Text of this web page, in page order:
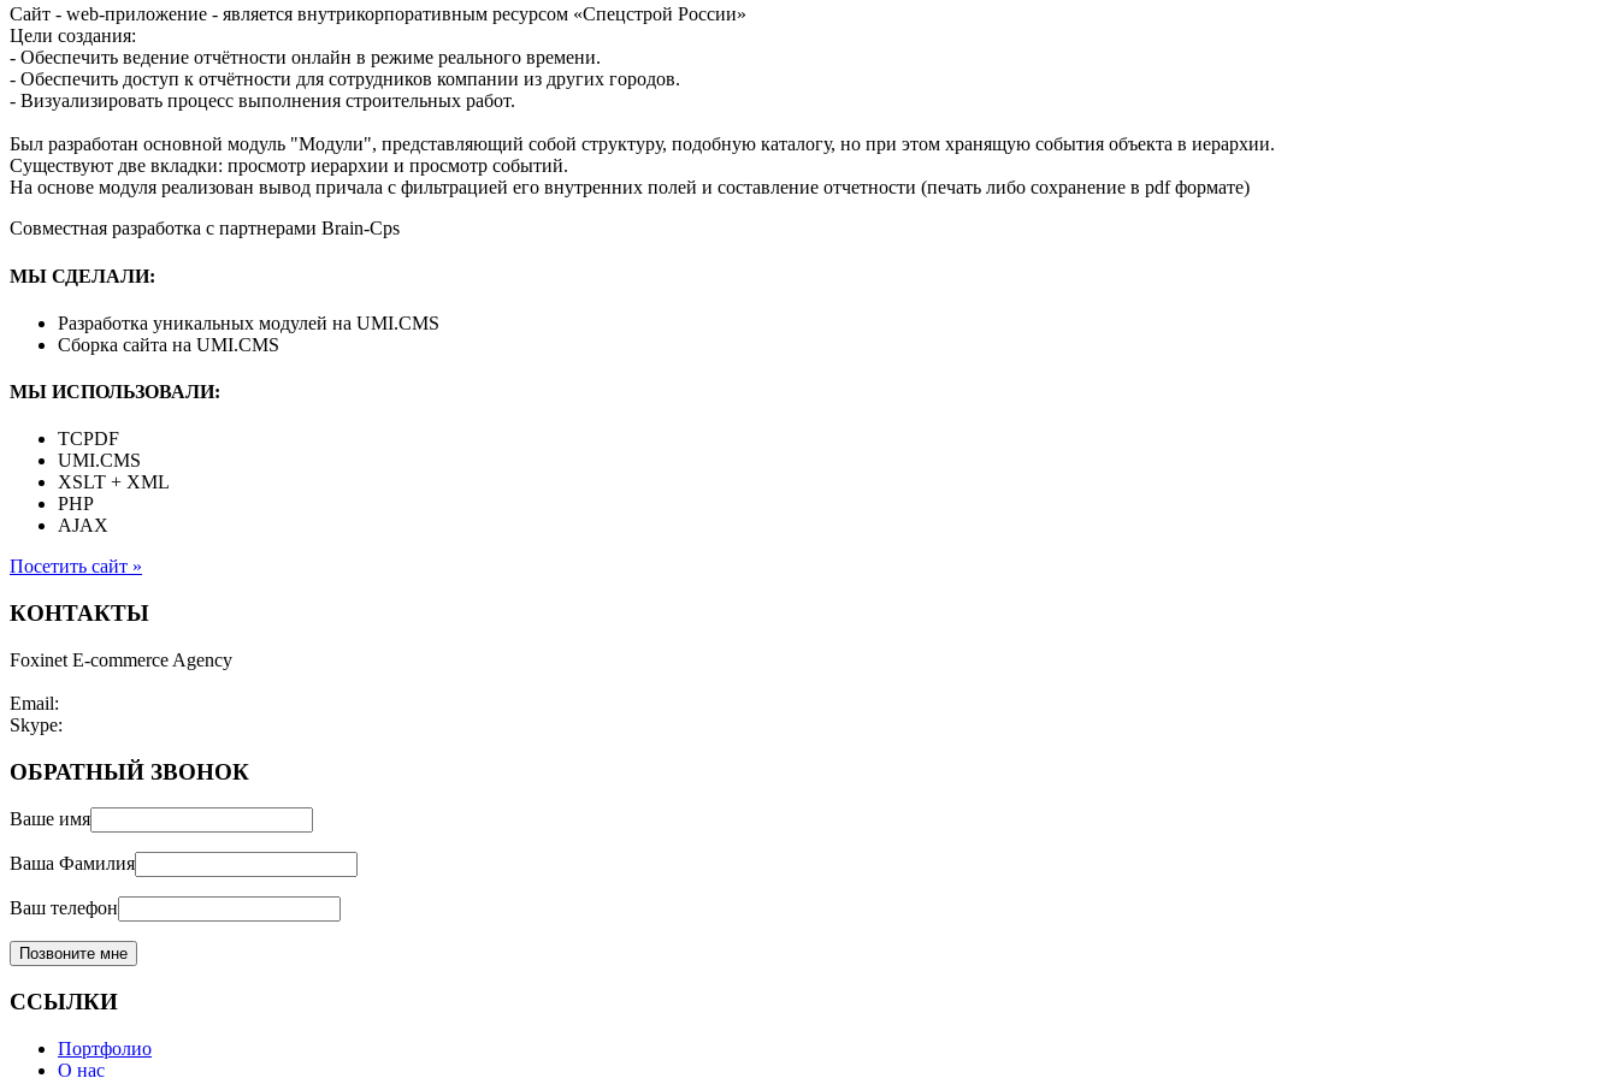
Сайт - web-приложение - является внутрикорпоративным ресурсом «Спецстрой России»
Цели создания:
- Обеспечить ведение отчётности онлайн в режиме реального времени.
- Обеспечить доступ к отчётности для сотрудников компании из других городов.
- Визуализировать процесс выполнения строительных работ.
Был разработан основной модуль "Модули", представляющий собой структуру, подобную каталогу, но при этом хранящую события объекта в иерархии.
Существуют две вкладки: просмотр иерархии и просмотр событий.
На основе модуля реализован вывод причала с фильтрацией его внутренних полей и составление отчетности (печать либо сохранение в pdf формате)
Совместная разработка с партнерами Brain-Cps
МЫ СДЕЛАЛИ:
Разработка уникальных модулей на UMI.CMS
Сборка сайта на UMI.CMS
МЫ ИСПОЛЬЗОВАЛИ:
TCPDF
UMI.CMS
XSLT + XML
PHP
AJAX
Посетить сайт »
КОНТАКТЫ
Foxinet E-commerce Agency
Email:
Skype:
ОБРАТНЫЙ ЗВОНОК
Ваше имя
Ваша Фамилия
Ваш телефон
ССЫЛКИ
Портфолио
О нас